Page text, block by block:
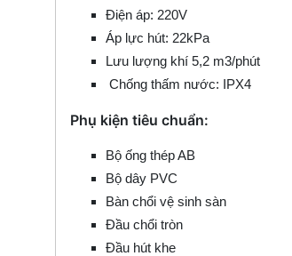
Điện áp: 220V
Áp lực hút: 22kPa
Lưu lượng khí 5,2 m3/phút
Chống thấm nước: IPX4
Phụ kiện tiêu chuẩn:
Bộ ống thép AB
Bộ dây PVC
Bàn chổi vệ sinh sàn
Đầu chổi tròn
Đầu hút khe